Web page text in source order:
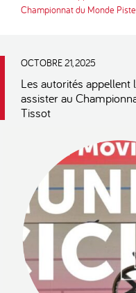
Championnat du Monde
OCTOBRE 21, 2025
Les autorités
assister au
Tissot